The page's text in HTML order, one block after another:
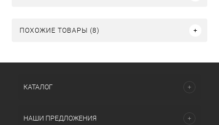
ПОХОЖИЕ ТОВАРЫ (8)
КАТАЛОГ
НАШИ ПРЕДЛОЖЕНИЯ